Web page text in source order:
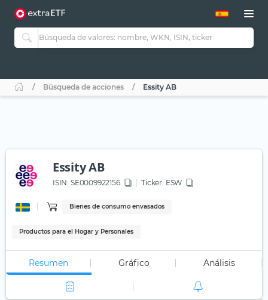
Búsqueda de acciones Essity AB
Essity AB
ISIN: SE0009922156 Ticker: ESW
Bienes de consumo envasados
Productos para el Hogar y Personales
Resumen Gráfico Análisis